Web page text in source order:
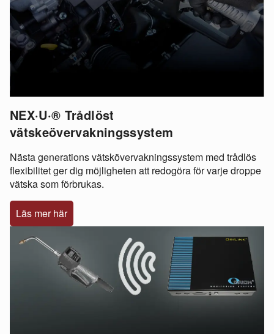
NEX·U·® Trådlöst
vätskeövervakningssystem
Nästa generations vätskövervakningssystem med trådlös
flexibilitet ger dig möjligheten att redogöra för varje droppe
vätska som förbrukas.
Läs mer här